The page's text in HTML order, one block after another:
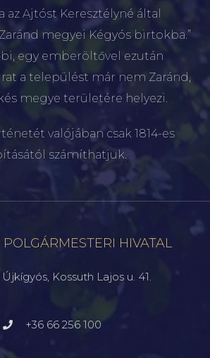
az Ajtóst Keresztélyné által
megyei Kégyós birtokba.”
egy emberöltővel ezután
a települést már nem Zaránd,
megye területére helyezi.
valójában csak 1814-es
számíthatjuk.
POLGÁRMESTERI HIVATAL
Újkígyós, Kossuth Lajos u. 41.
+36 66 256 100